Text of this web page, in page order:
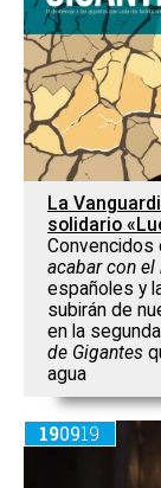
La
solidario
Convencidos
acabar con el
españoles y
subirán de
en la
de Gigantes
agua
190919